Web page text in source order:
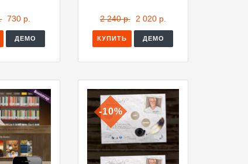
730 р.
ДЕМО
2 240 р. 2 020 р.
КУПИТЬ ДЕМО
-10%